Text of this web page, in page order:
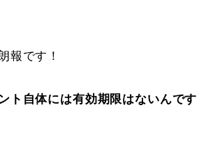
報です！
ト自体には有効期限はないんです